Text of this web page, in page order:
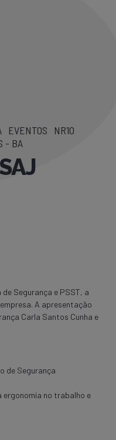
EVENTOS
NR10
- BA
Segurança e PSST, a
A apresentação
Carla Santos Cunha e
de Segurança
ergonomia no trabalho e